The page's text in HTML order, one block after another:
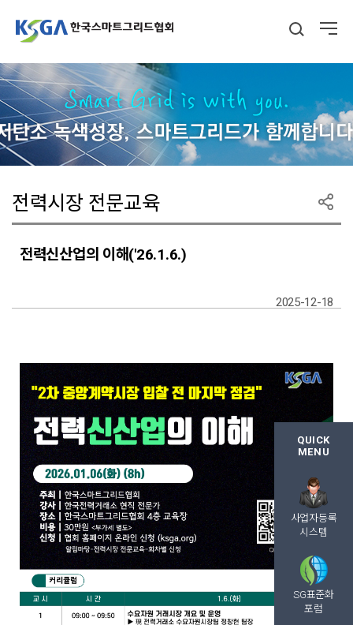
QUICK
MENU
사업자등록
시스템
SG표준화
포럼
전력시장 전문교육
전력신산업의 이해('26.1.6.)
2025-12-18